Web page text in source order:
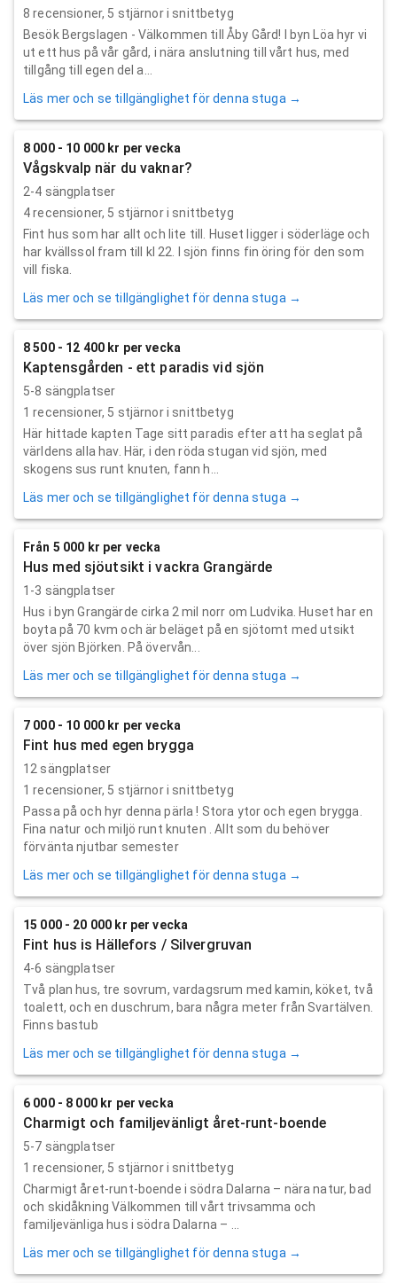
8 recensioner, 5 stjärnor i snittbetyg
Besök Bergslagen - Välkommen till Åby Gård! I byn Löa hyr vi
ut ett hus på vår gård, i nära anslutning till vårt hus, med
tillgång till egen del a...
Läs mer och se tillgänglighet för denna stuga →
8 000 - 10 000 kr per vecka
Vågskvalp när du vaknar?
2-4 sängplatser
4recensioner, 5 stjärnor i snittbetyg
Fint hus som har allt och lite till. Huset ligger i söderläge och
har kvällssol fram till kl 22. I sjön finns fin öring för den som
vill fiska.
Läs mer och se tillgänglighet för denna stuga →
8 500 - 12 400 kr per vecka
Kaptensgården - ett paradis vid sjön
5-8 sängplatser
1 recensioner, 5 stjärnor i snittbetyg
Här hittade kapten Tage sitt paradis efter att ha seglat på
världens alla hav. Här, i den röda stugan vid sjön, med
skogens sus runt knuten, fann h...
Läs mer och se tillgänglighet för denna stuga →
Från 5 000 kr per vecka
Hus med sjöutsikt i vackra Grangärde
1-3 sängplatser
Hus i byn Grangärde cirka 2 mil norr om Ludvika. Huset har en
boyta på 70 kvm och är beläget på en sjötomt med utsikt
över sjön Björken. På övervån...
Läs mer och se tillgänglighet för denna stuga →
7 000 - 10 000 kr per vecka
Fint hus med egen brygga
12 sängplatser
1 recensioner, 5 stjärnor i snittbetyg
Passa på och hyr denna pärla ! Stora ytor och egen brygga.
Fina natur och miljö runt knuten . Allt som du behöver
förvänta njutbar semester
Läs mer och se tillgänglighet för denna stuga →
15 000 - 20 000 kr per vecka
Fint hus is Hällefors / Silvergruvan
4-6 sängplatser
Två plan hus, tre sovrum, vardagsrum med kamin, köket, två
toalett, och en duschrum, bara några meter från Svartälven.
Finns bastub
Läs mer och se tillgänglighet för denna stuga →
6 000 - 8 000 kr per vecka
Charmigt och familjevänligt året-runt-boende
5-7 sängplatser
1 recensioner, 5 stjärnor i snittbetyg
Charmigt året-runt-boende i södra Dalarna – nära natur, bad
och skidåkning Välkommen till vårt trivsamma och
familjevänliga hus i södra Dalarna – ...
Läs mer och se tillgänglighet för denna stuga →